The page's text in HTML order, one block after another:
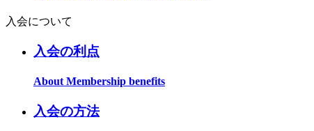
入会について
入会の利点
About Membership benefits
入会の方法